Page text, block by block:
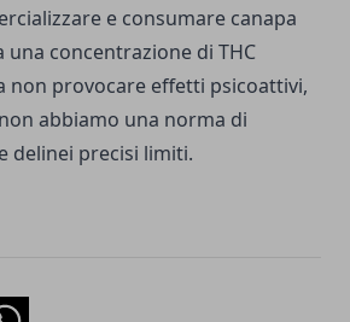
e consumare canapa
concentrazione di THC
non provocare effetti psicoattivi,
abbiamo una norma di
delinei precisi limiti.